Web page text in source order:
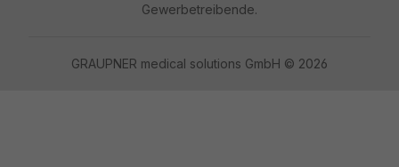
Gewerbetreibende.
GRAUPNER medical solutions GmbH © 2026